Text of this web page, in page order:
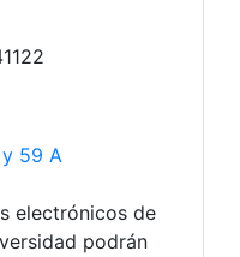
59 A
electrónicos de
podrán